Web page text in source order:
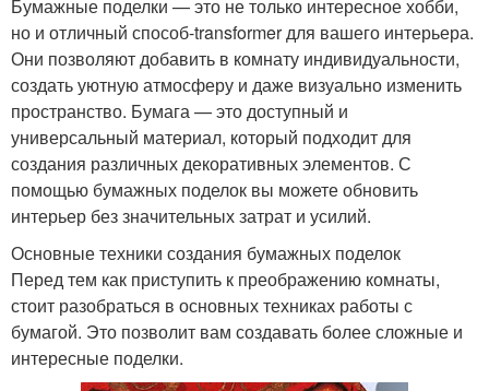
Бумажные поделки — это не только интересное хобби,
но и отличный способ-transformer для вашего интерьера.
Они позволяют добавить в комнату индивидуальности,
создать уютную атмосферу и даже визуально изменить
пространство. Бумага — это доступный и
универсальный материал, который подходит для
создания различных декоративных элементов. С
помощью бумажных поделок вы можете обновить
интерьер без значительных затрат и усилий.
Основные техники создания бумажных поделок
Перед тем как приступить к преображению комнаты,
стоит разобраться в основных техниках работы с
бумагой. Это позволит вам создавать более сложные и
интересные поделки.